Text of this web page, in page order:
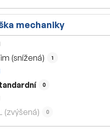
mechaniky
(snížená) 1
0
(zvýšená) 0